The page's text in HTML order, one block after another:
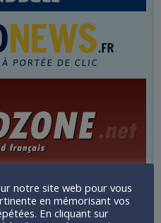
notre site web pour vous
en mémorisant vos
En cliquant sur